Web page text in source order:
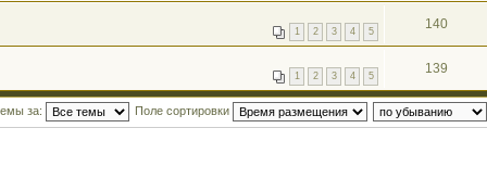
1 2 3 4 5 140
1 2 3 4 5 139
за: Поле сортировки